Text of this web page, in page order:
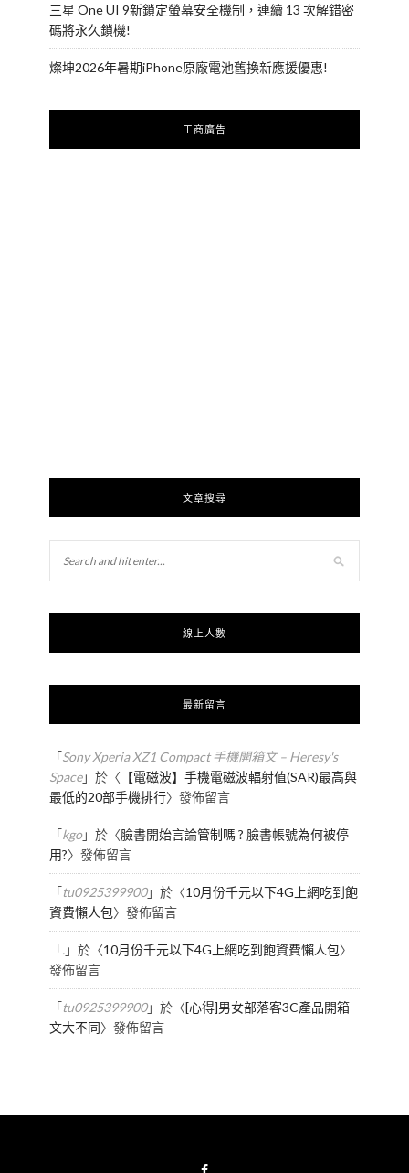
三星 One UI 9新鎖定螢幕安全機制，連續 13 次解錯密
碼將永久鎖機!
燦坤2026年暑期iPhone原廠電池舊換新應援優惠!
工商廣告
文章搜尋
線上人數
最新留言
「Sony Xperia XZ1 Compact 手機開箱文 – Heresy's
Space」於〈 【電磁波】手機電磁波輻射值(SAR)最高與
最低的20部手機排行〉發佈留言
「kgo」於〈臉書開始言論管制嗎 ? 臉書帳號為何被停
用?〉發佈留言
「tu0925399900」於〈10月份千元以下4G上網吃到飽
資費懶人包〉發佈留言
「.」於〈10月份千元以下4G上網吃到飽資費懶人包〉
發佈留言
「tu0925399900」於〈[心得]男女部落客3C產品開箱
文大不同〉發佈留言